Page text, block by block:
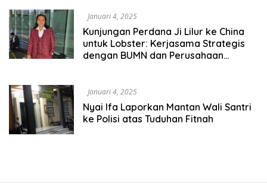
Januari 4, 2025
Kunjungan Perdana Ji Lilur ke China
untuk Lobster: Kerjasama Strategis
dengan BUMN dan Perusahaan
Januari 4, 2025
Nyai Ifa Laporkan Mantan Wali Santri
ke Polisi atas Tuduhan Fitnah